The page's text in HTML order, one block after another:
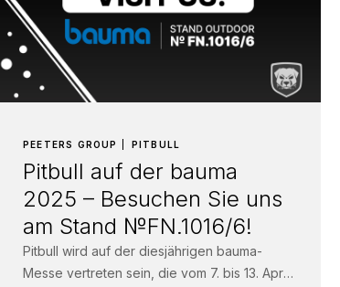
PEETERS GROUP PITBULL
Pitbull auf der bauma
2025 – Besuchen Sie uns
am Stand №FN.1016/6!
Pitbull wird auf der diesjährigen bauma-
Messe vertreten sein, die vom 7. bis 13. April